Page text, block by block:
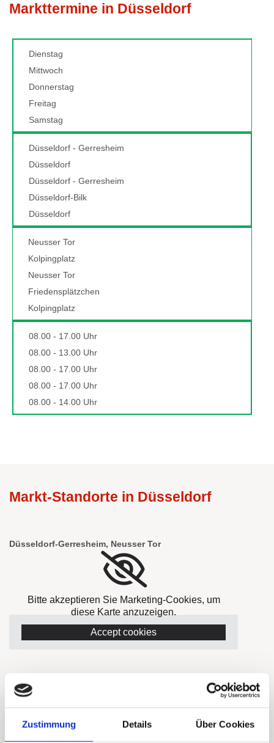
Zustimmung Details Über Cookies
Markttermine in Düsseldorf
Dienstag
Mittwoch
Donnerstag
Freitag
Samstag
Düsseldorf - Gerresheim
Düsseldorf
Düsseldorf - Gerresheim
Düsseldorf-Bilk
Düsseldorf
Neusser Tor
Kolpingplatz
Neusser Tor
Friedensplätzchen
Kolpingplatz
08.00 - 17.00 Uhr
08.00 - 13.00 Uhr
08.00 - 17.00 Uhr
08.00 - 17.00 Uhr
08.00 - 14.00 Uhr
Markt-Standorte in Düsseldorf
Düsseldorf-Gerresheim, Neusser Tor
Bitte akzeptieren Sie Marketing-Cookies, um
diese Karte anzuzeigen.
Accept cookies
Düsseldorf, Kolpingplatz